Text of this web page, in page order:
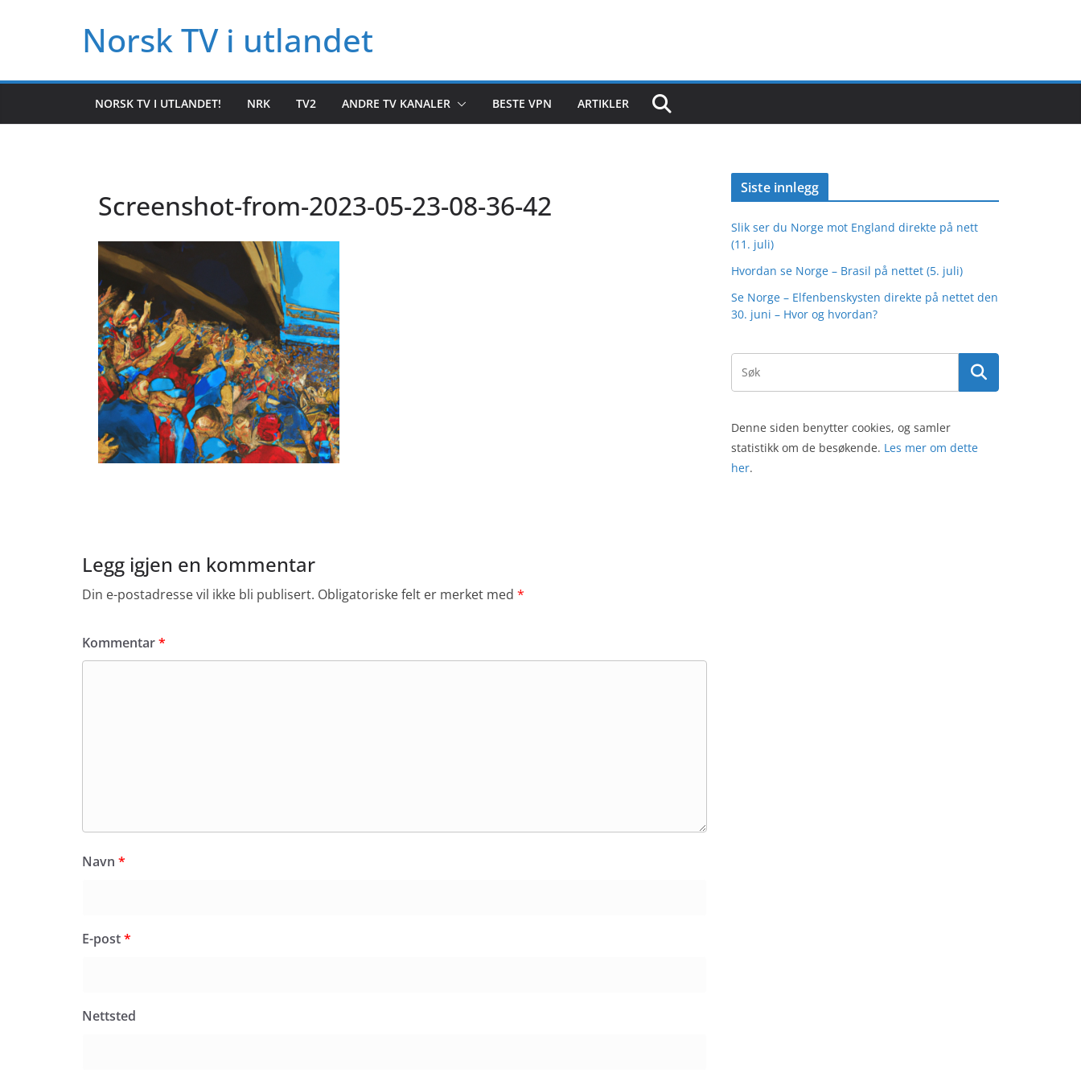
Norsk TV i utlandet
NORSK TV I UTLANDET! NRK TV2 ANDRE TV KANALER BESTE VPN ARTIKLER
Screenshot-from-2023-05-23-08-36-42
Legg igjen en kommentar
Din e-postadresse vil ikke bli publisert. Obligatoriske felt er merket med *
Kommentar*
Navn *
E-post*
Nettsted
Siste innlegg
Slik ser du Norge mot England direkte på nett
(11. juli)
Hvordan se Norge – Brasil på nettet (5. juli)
Se Norge – Elfenbenskysten direkte på nettet den
30. juni – Hvor og hvordan?
Denne siden benytter cookies, og samler
statistikk om de besøkende. Les mer om dette
her.